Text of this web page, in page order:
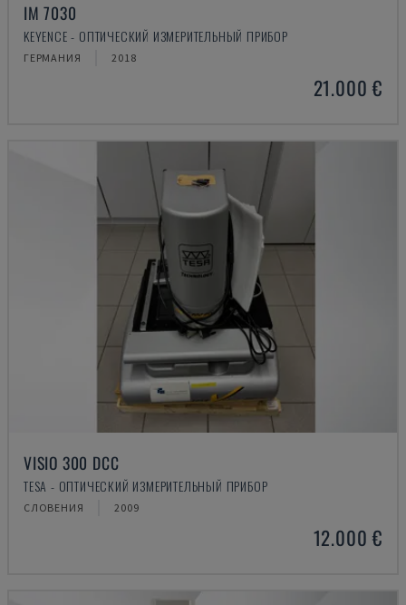
IM 7030
KEYENCE - ОПТИЧЕСКИЙ ИЗМЕРИТЕЛЬНЫЙ ПРИБОР
ГЕРМАНИЯ 2018
21.000 €
VISIO 300 DCC
TESA - ОПТИЧЕСКИЙ ИЗМЕРИТЕЛЬНЫЙ ПРИБОР
СЛОВЕНИЯ 2009
12.000 €